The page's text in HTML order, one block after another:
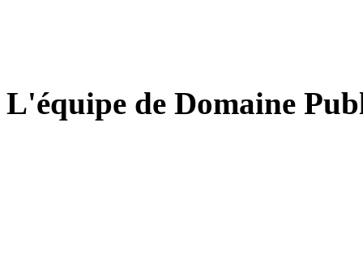
L'équipe de Domaine